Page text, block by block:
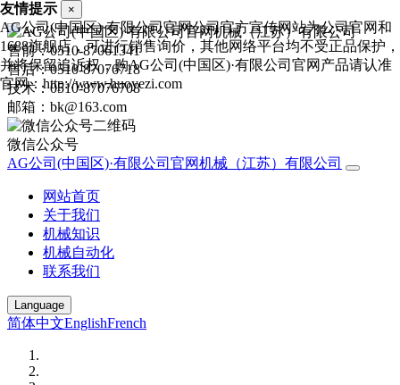
售前：0510-87061341
售后：0510-87076718
技术：0510-87076708
邮箱：bk@163.com
微信公众号
AG公司(中国区)·有限公司官网机械（江苏）有限公司
网站首页
关于我们
机械知识
机械自动化
联系我们
Language
简体中文EnglishFrench
友情提示 ×
AG公司(中国区)·有限公司官网公司官方宣传网站为公司官网和
1688旗舰店，可进行销售询价，其他网络平台均不受正品保护，
并将保留追诉权，购AG公司(中国区)·有限公司官网产品请认准
官网：http://www.huoyezi.com